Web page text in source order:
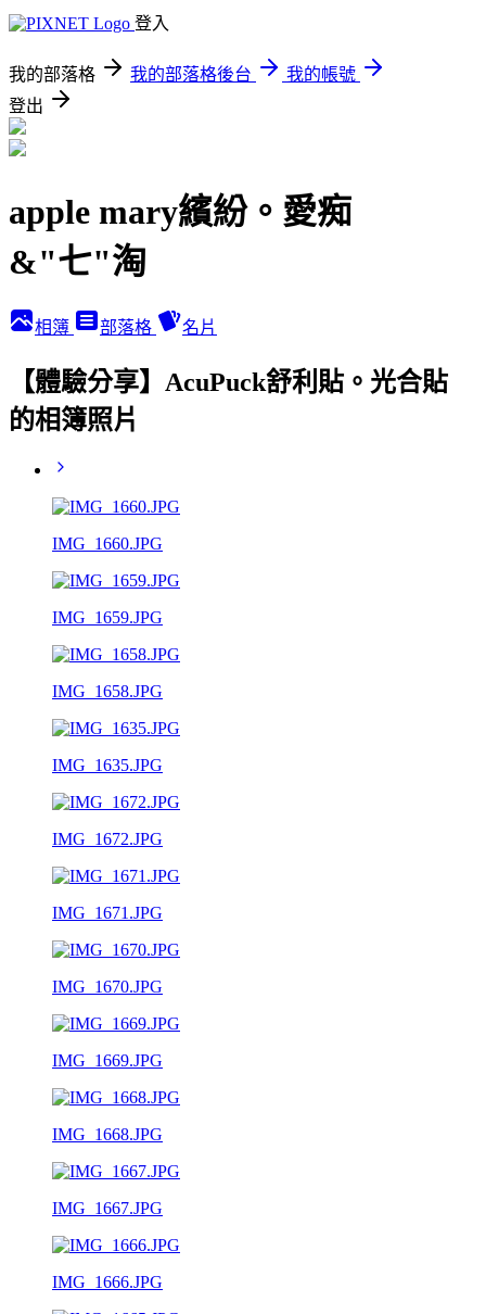
登入
我的部落格 我的部落格後台
我的帳號
登出
apple mary繽紛。愛痴
&"七"淘
相簿 部落格 名片
【體驗分享】AcuPuck舒利貼。光合貼
的相簿照片
IMG_1660.JPG
IMG_1659.JPG
IMG_1658.JPG
IMG_1635.JPG
IMG_1672.JPG
IMG_1671.JPG
IMG_1670.JPG
IMG_1669.JPG
IMG_1668.JPG
IMG_1667.JPG
IMG_1666.JPG